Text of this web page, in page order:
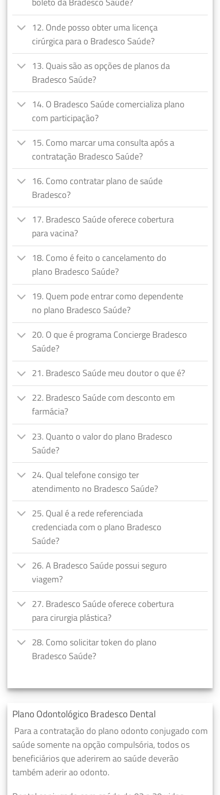
12. Onde posso obter uma licença
cirúrgica para o Bradesco Saúde?
13. Quais são as opções de planos da
Bradesco Saúde?
14. O Bradesco Saúde comercializa plano
com participação?
15. Como marcar uma consulta após a
contratação Bradesco Saúde?
16. Como contratar plano de saúde
Bradesco?
17. Bradesco Saúde oferece cobertura
para vacina?
18. Como é feito o cancelamento do
plano Bradesco Saúde?
19. Quem pode entrar como dependente
no plano Bradesco Saúde?
20. O que é programa Concierge Bradesco
Saúde?
21. Bradesco Saúde meu doutor o que é?
22. Bradesco Saúde com desconto em
farmácia?
23. Quanto o valor do plano Bradesco
Saúde?
24. Qual telefone consigo ter
atendimento no Bradesco Saúde?
25. Qual é a rede referenciada
credenciada com o plano Bradesco
Saúde?
26. A Bradesco Saúde possui seguro
viagem?
27. Bradesco Saúde oferece cobertura
para cirurgia plástica?
28. Como solicitar token do plano
Bradesco Saúde?
Plano Odontológico Bradesco Dental
Para a contratação do plano odonto conjugado com
saúde somente na opção compulsória, todos os
beneficiários que aderirem ao saúde deverão
também aderir ao odonto.